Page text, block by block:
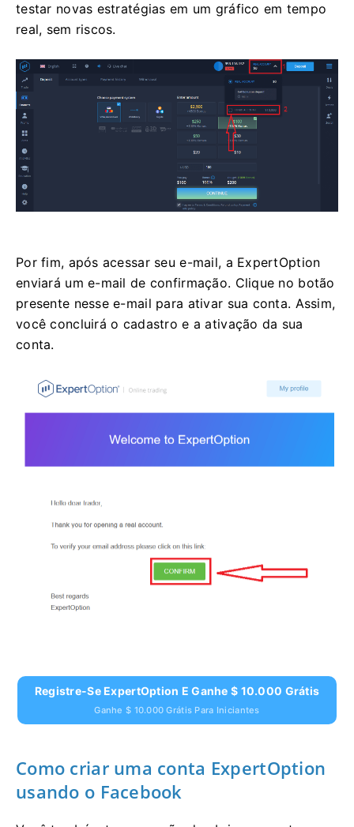
testar novas estratégias em um gráfico em tempo
real, sem riscos.
Por fim, após acessar seu e-mail, a ExpertOption
enviará um e-mail de confirmação. Clique no botão
presente nesse e-mail para ativar sua conta. Assim,
você concluirá o cadastro e a ativação da sua
conta.
Registre-Se ExpertOption E Ganhe $ 10.000 Grátis
Ganhe $ 10.000 Grátis Para Iniciantes
Como criar uma conta ExpertOption
usando o Facebook